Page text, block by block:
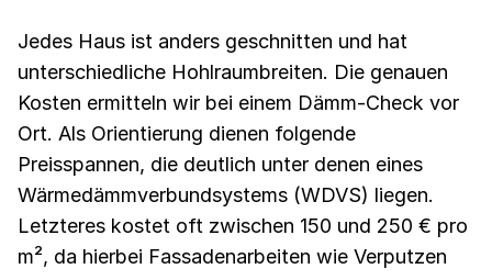
Jedes Haus ist anders geschnitten und hat
unterschiedliche Hohlraumbreiten. Die genauen
Kosten ermitteln wir bei einem Dämm-Check vor
Ort. Als Orientierung dienen folgende
Preisspannen, die deutlich unter denen eines
Wärmedämmverbundsystems (WDVS) liegen.
Letzteres kostet oft zwischen 150 und 250 € pro
m², da hierbei Fassadenarbeiten wie Verputzen